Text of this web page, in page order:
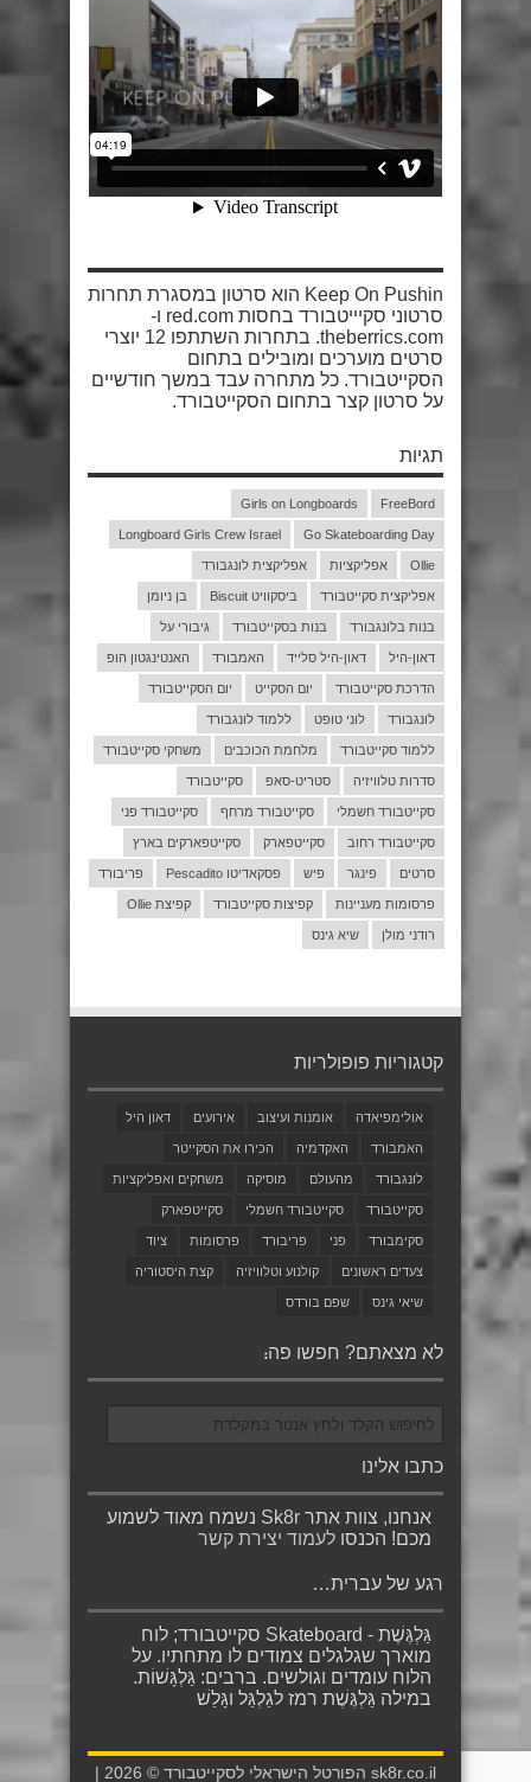
Keep On Pushin הוא סרטון במסגרת תחרות
סרטוני סקיייטבורד בחסות red.com ו-
theberrics.com. בתחרות השתתפו 12 יוצרי
סרטים מוערכים ומובילים בתחום
הסקייטבורד. כל מתחרה עבד במשך חודשיים
על סרטון קצר בתחום הסקייטבורד.
תגיות
FreeBord
Girls on Longboards
Go Skateboarding Day
Longboard Girls Crew Israel
Ollie אפליקציות אפליקצית לונגבורד
אפליקצית סקייטבורד ביסקוויט Biscuit בן ניומן
בנות בלונגבורד בנות בסקייטבורד גיבורי על
דאון-היל דאון-היל סלייד האמבורד האנטינגטון הופ
הדרכת סקייטבורד יום הסקייט יום הסקייטבורד
לונגבורד לוני טופט ללמוד לונגבורד
ללמוד סקייטבורד מלחמת הכוכבים משחקי סקייטבורד
סדרות טלוויזיה סטריט-סאפ סקייטבורד
סקייטבורד חשמלי סקייטבורד מרחף סקייטבורד פני
סקייטבורד רחוב סקייטפארק סקייטפארקים בארץ
סרטים פינגר פיש פסקאדיטו Pescadito פריבורד
פרסומות מעניינות קפיצות סקייטבורד קפיצת Ollie
רודני מולן שיא גינס
קטגוריות פופולריות
אולימפיאדה אומנות ועיצוב אירועים דאון היל
האמבורד האקדמיה הכירו את הסקייטר
לונגבורד מהעולם מוסיקה משחקים ואפליקציות
סקייטבורד סקייטבורד חשמלי סקייטפארק
סקימבורד פני פריבורד פרסומות ציוד
צעדים ראשונים קולנוע וטלוויזיה קצת היסטוריה
שיאי גינס שפם בורדס
לא מצאתם? חפשו פה:
כתבו אלינו
אנחנו, צוות אתר Sk8r נשמח מאוד לשמוע
מכם! הכנסו לעמוד יצירת קשר
רגע של עברית…
גַּלְגֶּשֶׁת - Skateboard סקייטבורד; לוח
מוארך שגלגלים צמודים לו מתחתיו. על
הלוח עומדים וגולשים. ברבים: גַּלְגָּשׁוֹת.
במילה גַּלְגֶּשֶׁת רמז לגַלְגַּל וגָּלַשׁ
sk8r.co.il הפורטל הישראלי לסקייטבורד © 2026 |